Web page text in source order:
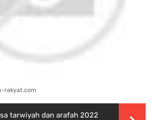
rakyat.com
tarwiyah dan arafah 2022